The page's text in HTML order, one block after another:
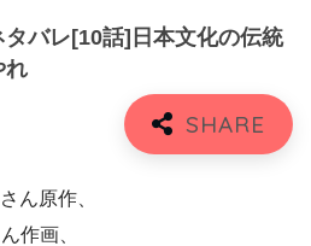
バレ[10話]日本文化の伝統
れ
ん原作、
作画、